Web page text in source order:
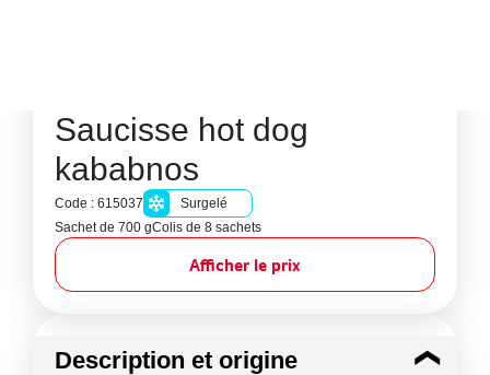
Saucisse hot dog
kababnos
Code : 615037
Surgelé
Sachet de 700 gColis de 8 sachets
Afficher le prix
Description et origine